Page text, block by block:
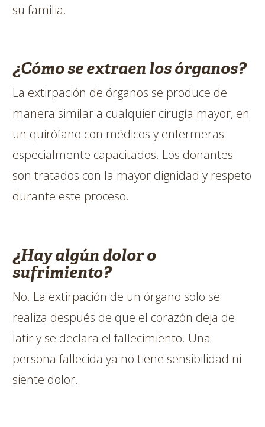
su familia.
¿Cómo se extraen los órganos?
La extirpación de órganos se produce de
manera similar a cualquier cirugía mayor, en
un quirófano con médicos y enfermeras
especialmente capacitados. Los donantes
son tratados con la mayor dignidad y respeto
durante este proceso.
¿Hay algún dolor o
sufrimiento?
No. La extirpación de un órgano solo se
realiza después de que el corazón deja de
latir y se declara el fallecimiento. Una
persona fallecida ya no tiene sensibilidad ni
siente dolor.